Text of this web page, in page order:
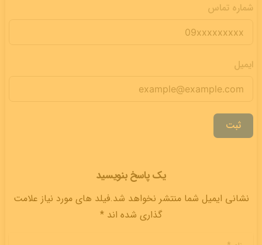
شماره تماس
ایمیل
ثبت
یک پاسخ بنویسید
نشانی ایمیل شما منتشر نخواهد شد.فیلد های مورد نیاز علامت
گذاری شده اند *
نام*